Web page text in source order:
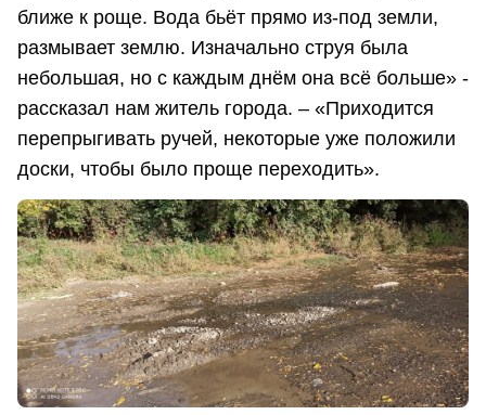
ближе к роще. Вода бьёт прямо из-под земли,
размывает землю. Изначально струя была
небольшая, но с каждым днём она всё больше» -
рассказал нам житель города. – «Приходится
перепрыгивать ручей, некоторые уже положили
доски, чтобы было проще переходить».